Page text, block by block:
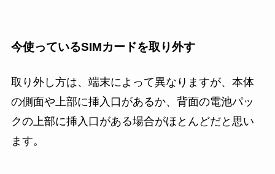
今使っているSIMカードを取り外す
取り外し方は、端末によって異なりますが、本体
の側面や上部に挿入口があるか、背面の電池パッ
クの上部に挿入口がある場合がほとんどだと思い
ます。